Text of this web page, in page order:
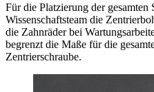
Für die Platzierung der
Wissenschaftsteam die
die Zahnräder bei
begrenzt die Maße für die
Zentrierschraube.